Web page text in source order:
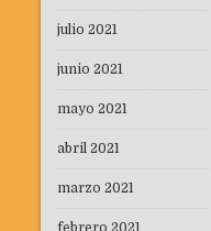
julio 2021
junio 2021
mayo 2021
abril 2021
marzo 2021